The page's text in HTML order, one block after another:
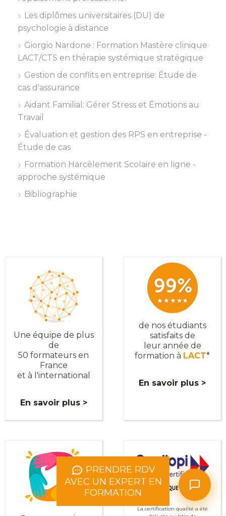
PRENDRE RDV
AVEC UN EXPERT EN
FORMATION
Les diplômes universitaires (DU) de
psychologie à distance
Giorgio Nardone : Formation Mastère clinique
LACT/CTS en thérapie systémique stratégique
Gestion de conflits en entreprise: Étude de
cas d'assurance
Aidant Familial: Gérer Stress et Émotions au
Travail
Évaluation et gestion des RPS en entreprise -
Étude de cas
Formation Harcèlement Scolaire en ligne -
approche systémique
Bibliographie
Une équipe de plus
de
50 formateurs en
France
et à l'international
En savoir plus >
de nos étudiants
satisfaits de
leur année de
formation à LACT*
En savoir plus >
La certification qualité a été